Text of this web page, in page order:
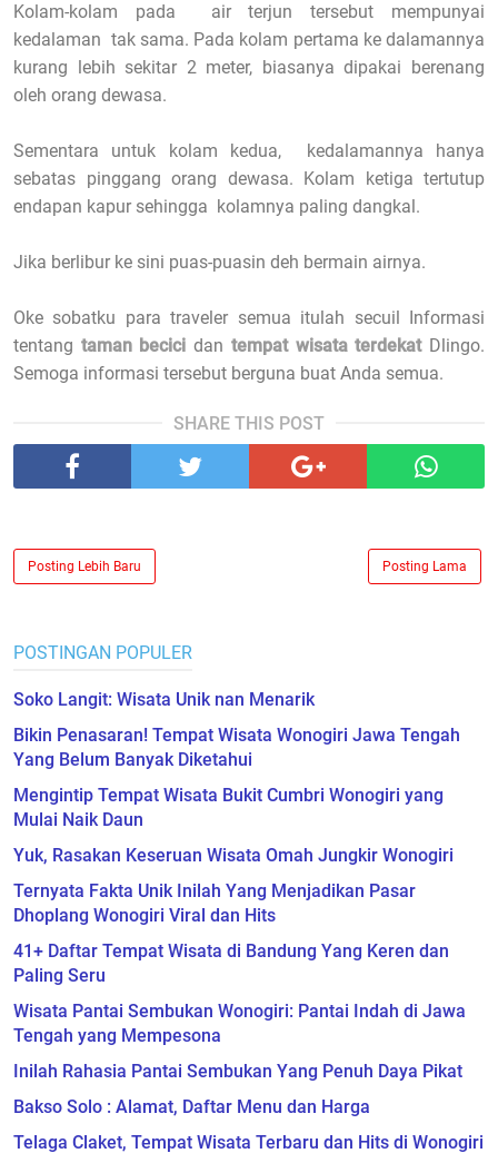
Kolam-kolam pada air terjun tersebut mempunyai
kedalaman tak sama. Pada kolam pertama ke dalamannya
kurang lebih sekitar 2 meter, biasanya dipakai berenang
oleh orang dewasa.
Sementara untuk kolam kedua, kedalamannya hanya
sebatas pinggang orang dewasa. Kolam ketiga tertutup
endapan kapur sehingga kolamnya paling dangkal.
Jika berlibur ke sini puas-puasin deh bermain airnya.
Oke sobatku para traveler semua itulah secuil Informasi
tentang taman becici dan tempat wisata terdekat Dlingo.
Semoga informasi tersebut berguna buat Anda semua.
SHARE THIS POST
Posting Lebih Baru Posting Lama
POSTINGAN POPULER
Soko Langit: Wisata Unik nan Menarik
Bikin Penasaran! Tempat Wisata Wonogiri Jawa Tengah
Yang Belum Banyak Diketahui
Mengintip Tempat Wisata Bukit Cumbri Wonogiri yang
Mulai Naik Daun
Yuk, Rasakan Keseruan Wisata Omah Jungkir Wonogiri
Ternyata Fakta Unik Inilah Yang Menjadikan Pasar
Dhoplang Wonogiri Viral dan Hits
41+ Daftar Tempat Wisata di Bandung Yang Keren dan
Paling Seru
Wisata Pantai Sembukan Wonogiri: Pantai Indah di Jawa
Tengah yang Mempesona
Inilah Rahasia Pantai Sembukan Yang Penuh Daya Pikat
Bakso Solo : Alamat, Daftar Menu dan Harga
Telaga Claket, Tempat Wisata Terbaru dan Hits di Wonogiri